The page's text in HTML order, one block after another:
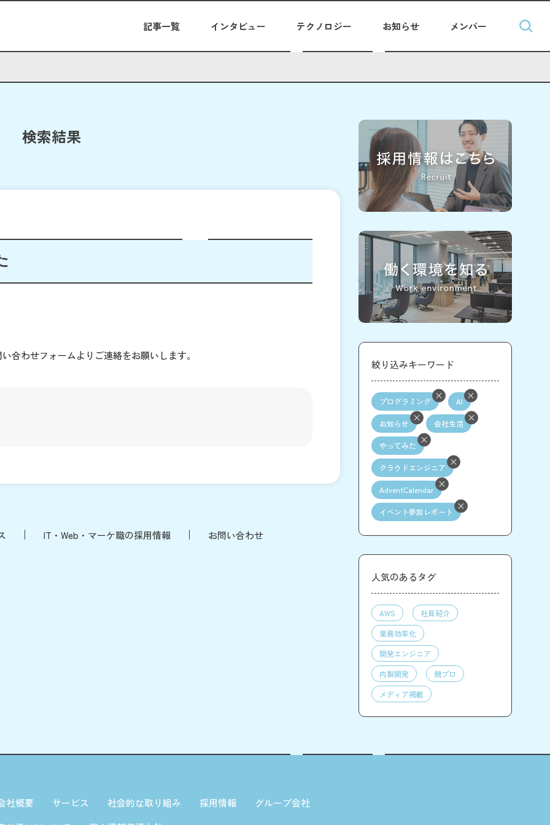
記事一覧 インタビュー テクノロジー お知らせ メンバー
検索結果
合わせフォームよりご連絡をお願いします。
IT・Web・マーケ職の採用情報 お問い合わせ
絞り込みキーワード
プログラミング AI
お知らせ 会社生活
やってみた
クラウドエンジニア
AdventCalendar
イベント参加レポート
人気のあるタグ
AWS
社員紹介
業務効率化
開発エンジニア
内製開発
競プロ
メディア掲載
社概要 サービス 社会的な取り組み 採用情報
グループ会社